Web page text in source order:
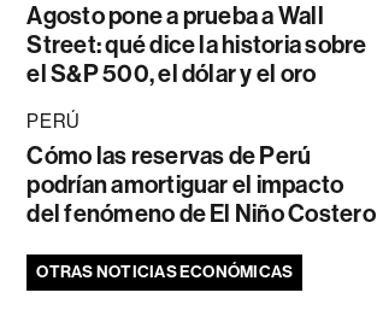
Agosto pone a prueba a Wall
Street: qué dice la historia sobre
el S&P 500, el dólar y el oro
PERÚ
Cómo las reservas de Perú
podrían amortiguar el impacto
del fenómeno de El Niño Costero
OTRAS NOTICIAS ECONÓMICAS